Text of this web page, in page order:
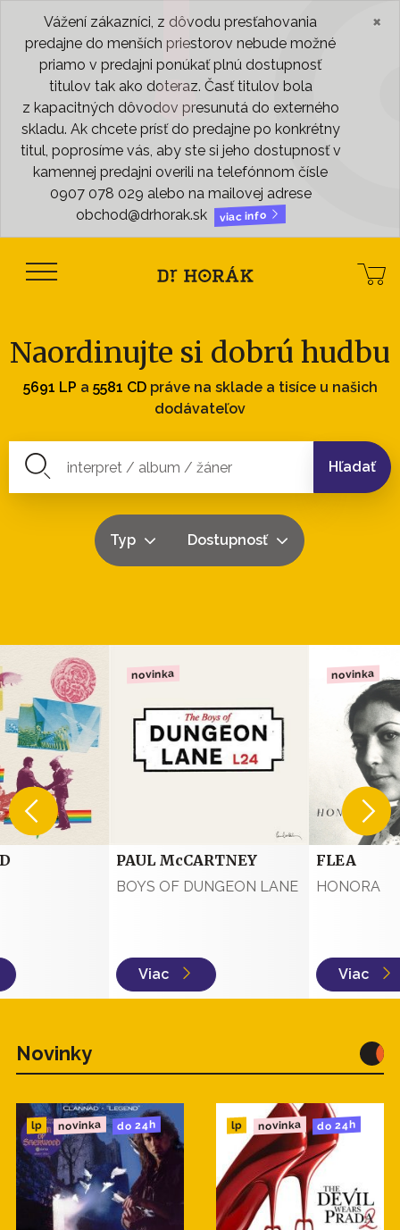
Vážení zákazníci, z dôvodu presťahovania
predajne do menších priestorov nebude možné
priamo v predajni ponúkať plnú dostupnosť
titulov tak ako doteraz. Časť titulov bola
z kapacitných dôvodov presunutá do externého
skladu. Ak chcete prísť do predajne po konkrétny
titul, poprosíme vás, aby ste si jeho dostupnosť v
kamennej predajni overili na telefónnom čísle
0907 078 029 alebo na mailovej adrese
obchod@drhorak.sk
viac info
×
Naordinujte si dobrú hudbu
5691 LP a 5581 CDpráve na sklade a tisíce u našich
dodávateľov
Hľadať
Typ Dostupnosť
novinka
PAUL McCARTNEY
BOYS OF DUNGEON LANE
Viac
novinka
FLEA
HONORA
Viac
Novinky
lp novinka do 24h lp novinka do 24h